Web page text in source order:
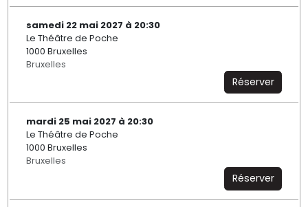
samedi 22 mai 2027 à 20:30
Le Théâtre de Poche
1000 Bruxelles
Bruxelles
Réserver
mardi 25 mai 2027 à 20:30
Le Théâtre de Poche
1000 Bruxelles
Bruxelles
Réserver